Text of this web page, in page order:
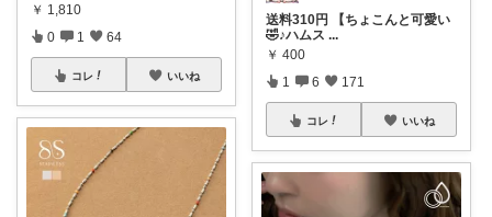
￥ 1,810
0 1 64
コレ いいね
送料310円 【ちょこんと可愛い
🤣♪ハムス ...
￥ 400
1 6 171
コレ いいね